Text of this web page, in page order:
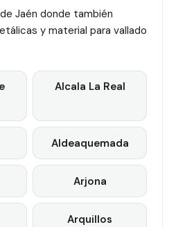
Jaén donde también
y material para vallado
Alcala La Real
Aldeaquemada
Arjona
Arquillos